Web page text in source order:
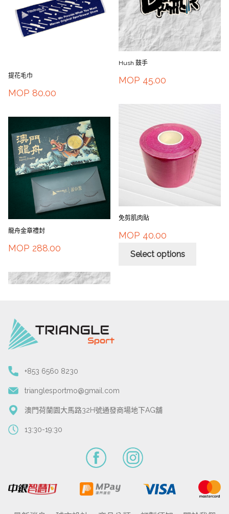
提花毛巾
MOP 80.00
龍舟金章禮封
MOP 288.00
Hush 鼓手
MOP 45.00
免剪肌肉貼
MOP 40.00
Select options
+853 6560 8230
trianglesportmo@gmail.com
澳門荷蘭園大馬路32H號通發商場地下AG舖
13:30-19:30